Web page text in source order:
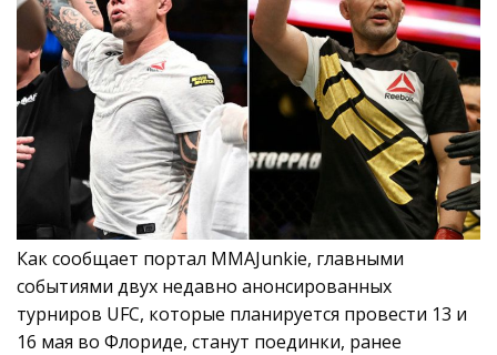
Как сообщает портал MMAJunkie, главными
событиями двух недавно анонсированных
турниров UFC, которые планируется провести 13 и
16 мая во Флориде, станут поединки, ранее